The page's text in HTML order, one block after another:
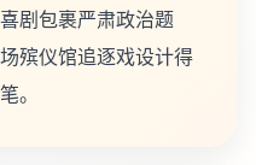
剧包裹严肃政治题
殡仪馆追逐戏设计得
。